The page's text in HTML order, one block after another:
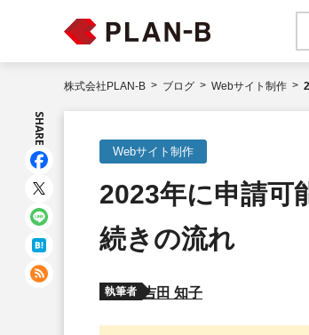
株式会社PLAN-B ブログ Webサイト制作
Webサイト制作
2023年に申請可
続きの流れ
執筆者 吉田 知子
SHARE